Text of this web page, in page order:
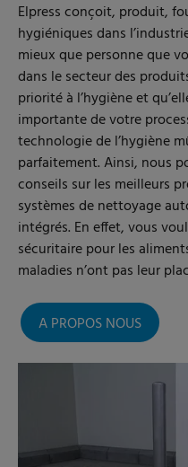
Elpress conçoit, produit,
hygiéniques dans
mieux que personne que
dans le secteur des
priorité à l’hygiène et
importante de votre
technologie de l’hygiène
parfaitement. Ainsi, nous
conseils sur les meilleurs
systèmes de nettoyage
intégrés. En effet, vous
sécuritaire pour les
maladies n’ont pas leur
A PROPOS NOUS